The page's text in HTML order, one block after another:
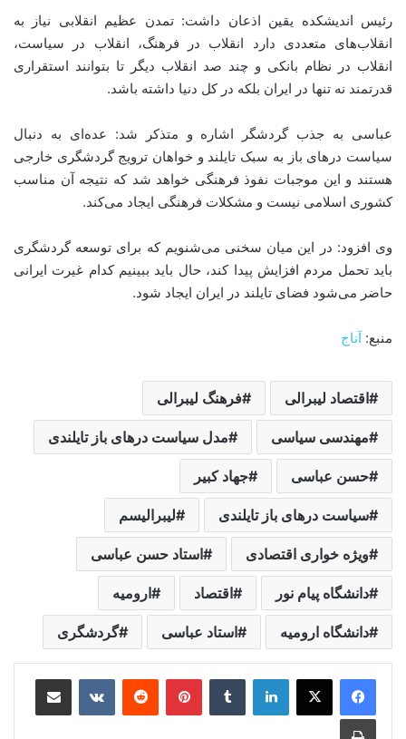
رئیس اندیشکده یقین اذعان داشت: تمدن عظیم انقلابی نیاز به
انقلاب‌های متعددی دارد انقلاب در فرهنگ، انقلاب در سیاست،
انقلاب در نظام بانکی و چند صد انقلاب دیگر تا بتوانند استقراری
قدرتمند نه تنها در ایران بلکه در کل دنیا داشته باشد.
عباسی به جذب گردشگر اشاره‌ و متذکر شد: عده‌ای به دنبال
سیاست درهای باز به سبک تایلند و خواهان ترویج گردشگری خارجی
هستند و این موجبات نفوذ فرهنگی خواهد شد که نتیجه آن مناسب
کشوری اسلامی نیست و مشکلات فرهنگی ایجاد می‌‌کند.
وی افزود: در این میان سخنی می‌‌شنویم که برای توسعه گردشگری
باید تحمل مردم افزایش پیدا کند، حال باید ببینیم کدام غیرت ایرانی
حاضر می‌‌شود فضای تایلند در ایران ایجاد شود.
منبع:آناج
اقتصاد لیبرالی فرهنگ لیبرالی
مهندسی سیاسی مدل سیاست درهای باز تایلندی
حسن عباسی جهاد کبیر
سیاست درهای باز تایلندی لیبرالیسم
ویژه‌ خواری اقتصادی استاد حسن عباسی
دانشگاه پیام نور اقتصاد ارومیه
دانشگاه ارومیه استاد عباسی گردشگری
لینکدین ‫تامبلر ‫پین‌ترست‫رددیت ‫VKontakteاشتراک گذاری از طریق ایمیل
چاپ